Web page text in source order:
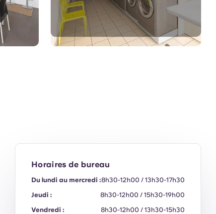
Horaires de bureau
Du lundi au mercredi :8h30-12h00 / 13h30-17h30
Jeudi :
8h30-12h00 / 15h30-19h00
Vendredi :
8h30-12h00 / 13h30-15h30